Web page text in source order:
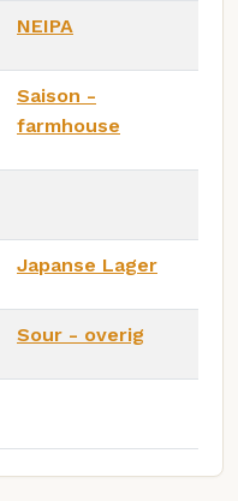
NEIPA
Saison -
farmhouse
Japanse Lager
Sour - overig